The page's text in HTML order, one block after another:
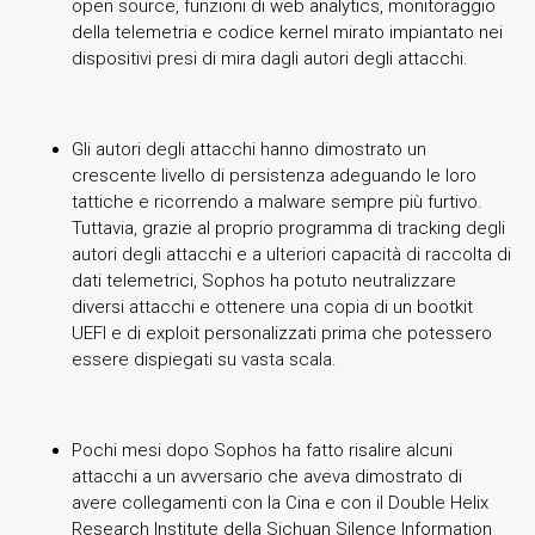
open source, funzioni di web analytics, monitoraggio
della telemetria e codice kernel mirato impiantato nei
dispositivi presi di mira dagli autori degli attacchi.
Gli autori degli attacchi hanno dimostrato un
crescente livello di persistenza adeguando le loro
tattiche e ricorrendo a malware sempre più furtivo.
Tuttavia, grazie al proprio programma di tracking degli
autori degli attacchi e a ulteriori capacità di raccolta di
dati telemetrici, Sophos ha potuto neutralizzare
diversi attacchi e ottenere una copia di un bootkit
UEFI e di exploit personalizzati prima che potessero
essere dispiegati su vasta scala.
Pochi mesi dopo Sophos ha fatto risalire alcuni
attacchi a un avversario che aveva dimostrato di
avere collegamenti con la Cina e con il Double Helix
Research Institute della Sichuan Silence Information